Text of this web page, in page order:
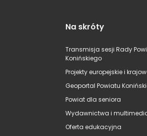
Na skróty
Transmisja sesji Rady
Konińskiego
Projekty europejskie i
Geoportal Powiatu
Powiat dla seniora
Wydawnictwa i
Oferta edukacyjna